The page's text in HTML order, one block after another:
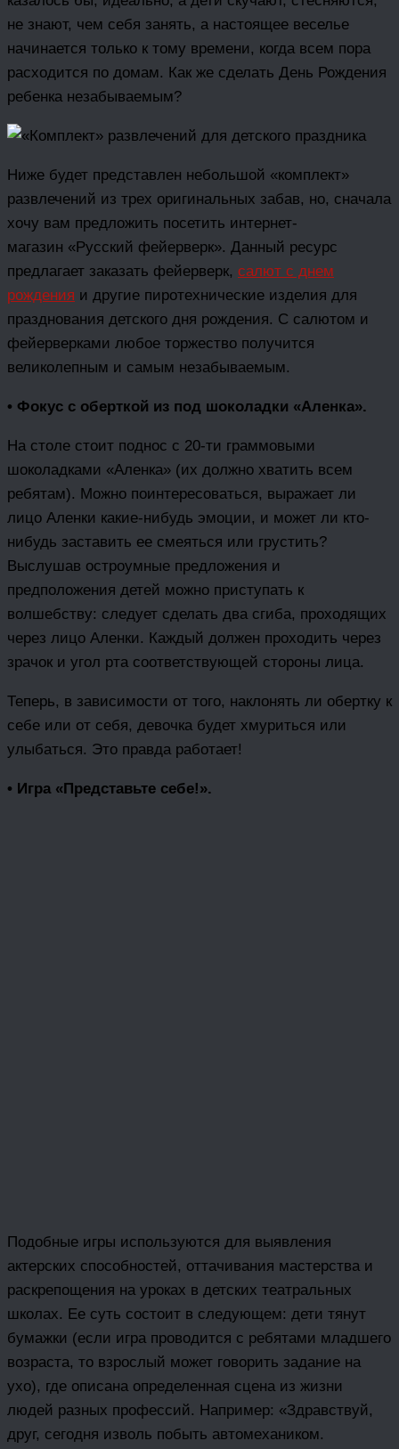
не знают, чем себя занять, а настоящее веселье
начинается только к тому времени, когда всем пора
расходится по домам. Как же сделать День Рождения
ребенка незабываемым?
Ниже будет представлен небольшой «комплект»
развлечений из трех оригинальных забав, но, сначала
хочу вам предложить посетить интернет-
магазин «Русский фейерверк». Данный ресурс
предлагает заказать фейерверк, салют с днем
рождения и другие пиротехнические изделия для
празднования детского дня рождения. С салютом и
фейерверками любое торжество получится
великолепным и самым незабываемым.
• Фокус с оберткой из под шоколадки «Аленка».
На столе стоит поднос с 20-ти граммовыми
шоколадками «Аленка» (их должно хватить всем
ребятам). Можно поинтересоваться, выражает ли
лицо Аленки какие-нибудь эмоции, и может ли кто-
нибудь заставить ее смеяться или грустить?
Выслушав остроумные предложения и
предположения детей можно приступать к
волшебству: следует сделать два сгиба, проходящих
через лицо Аленки. Каждый должен проходить через
зрачок и угол рта соответствующей стороны лица.
Теперь, в зависимости от того, наклонять ли обертку к
себе или от себя, девочка будет хмуриться или
улыбаться. Это правда работает!
• Игра «Представьте себе!».
Подобные игры используются для выявления
актерских способностей, оттачивания мастерства и
раскрепощения на уроках в детских театральных
школах. Ее суть состоит в следующем: дети тянут
бумажки (если игра проводится с ребятами младшего
возраста, то взрослый может говорить задание на
ухо), где описана определенная сцена из жизни
людей разных профессий. Например: «Здравствуй,
друг, сегодня изволь побыть автомехаником.